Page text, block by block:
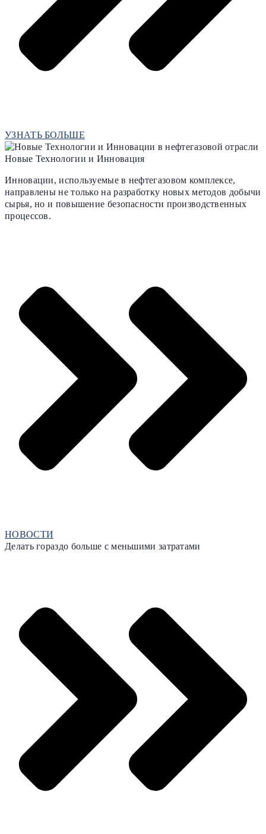
УЗНАТЬ БОЛЬШЕ
Новые Технологии и Инновация
Инновации, используемые в нефтегазовом комплексе,
направлены не только на разработку новых методов добычи
сырья, но и повышение безопасности производственных
процессов.
НОВОСТИ
Делать гораздо больше с меньшими затратами